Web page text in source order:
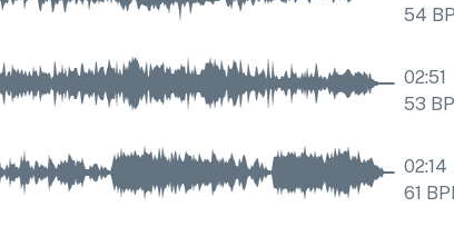
54
02:51
53
02:14
61